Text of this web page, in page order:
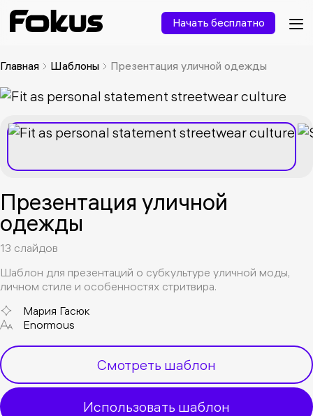
Начать бесплатно
Главная Шаблоны Презентация уличной одежды
Презентация уличной
одежды
13 слайдов
Шаблон для презентаций о субкультуре уличной моды,
личном стиле и особенностях стритвира.
Мария Гасюк
Enormous
Смотреть шаблон
Использовать шаблон